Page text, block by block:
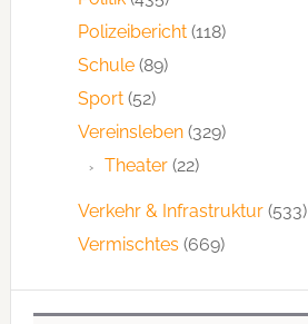
Polizeibericht(118)
Schule(89)
Sport(52)
Vereinsleben(329)
Theater(22)
Verkehr & Infrastruktur(533)
Vermischtes (669)